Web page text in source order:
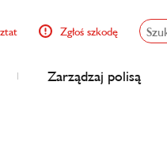
Zgłoś szkodę
Zarządzaj polisą